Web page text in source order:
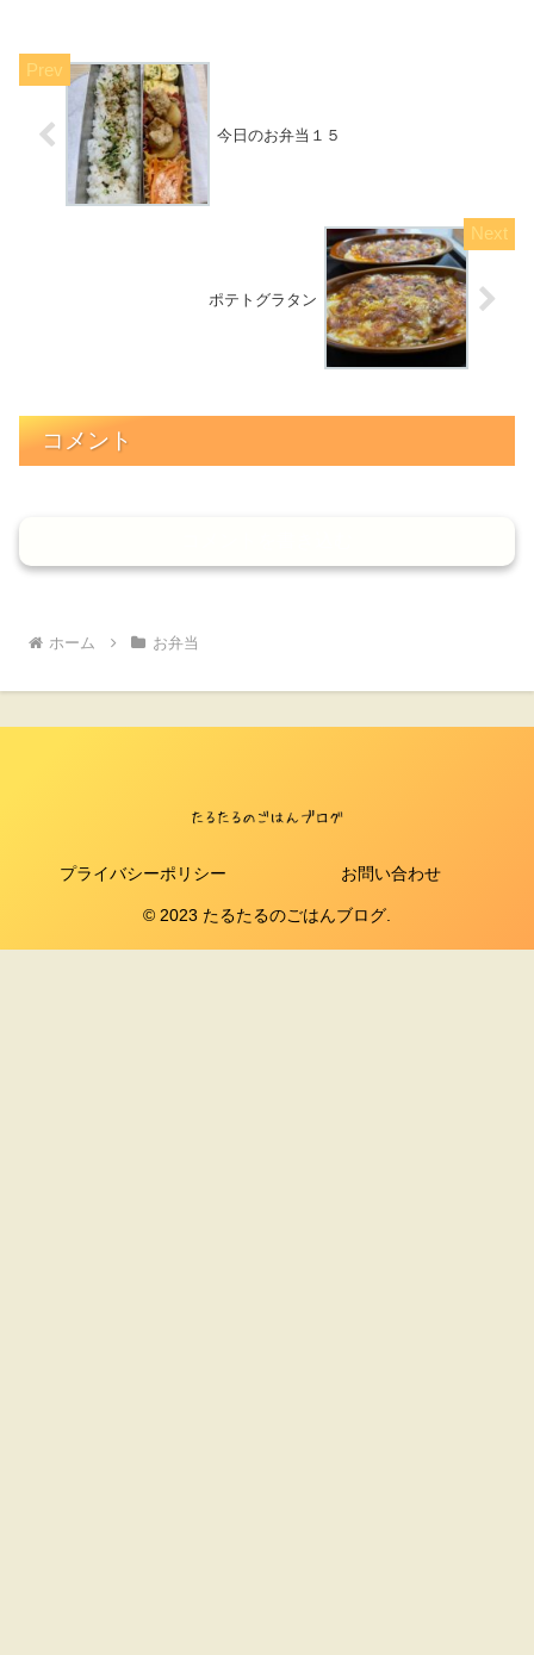
今日のお弁当１５
ポテトグラタン
コメント
ホーム お弁当
プライバシーポリシー お問い合わせ
© 2023 たるたるのごはんブログ.